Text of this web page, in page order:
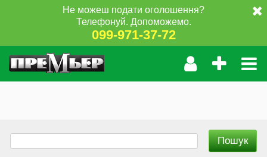
Не можеш подати оголошення?
Телефонуй. Допоможемо.
099-971-37-72